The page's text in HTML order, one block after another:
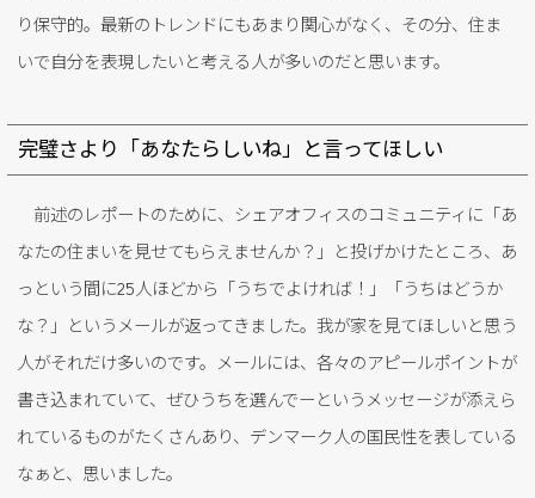
り保守的。最新のトレンドにもあまり関心がなく、その分、住ま
いで自分を表現したいと考える人が多いのだと思います。
完璧さより「あなたらしいね」と言ってほしい
前述のレポートのために、シェアオフィスのコミュニティに「あ
なたの住まいを見せてもらえませんか？」と投げかけたところ、あ
っという間に25人ほどから「うちでよければ！」「うちはどうか
な？」というメールが返ってきました。我が家を見てほしいと思う
人がそれだけ多いのです。メールには、各々のアピールポイントが
書き込まれていて、ぜひうちを選んでーというメッセージが添えら
れているものがたくさんあり、デンマーク人の国民性を表している
なぁと、思いました。